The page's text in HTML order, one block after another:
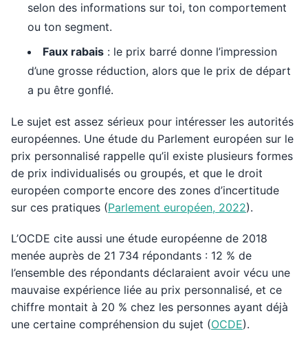
selon des informations sur toi, ton comportement
ou ton segment.
Faux rabais : le prix barré donne l’impression
d’une grosse réduction, alors que le prix de départ
a pu être gonflé.
Le sujet est assez sérieux pour intéresser les autorités
européennes. Une étude du Parlement européen sur le
prix personnalisé rappelle qu’il existe plusieurs formes
de prix individualisés ou groupés, et que le droit
européen comporte encore des zones d’incertitude
sur ces pratiques (Parlement européen, 2022).
L’OCDE cite aussi une étude européenne de 2018
menée auprès de 21 734 répondants : 12 % de
l’ensemble des répondants déclaraient avoir vécu une
mauvaise expérience liée au prix personnalisé, et ce
chiffre montait à 20 % chez les personnes ayant déjà
une certaine compréhension du sujet (OCDE).